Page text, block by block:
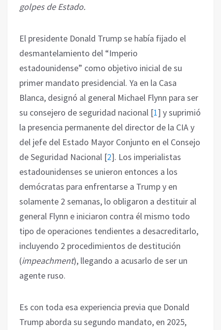
golpes de Estado.
El presidente Donald Trump se había fijado el
desmantelamiento del “Imperio
estadounidense” como objetivo inicial de su
primer mandato presidencial. Ya en la Casa
Blanca, designó al general Michael Flynn para ser
su consejero de seguridad nacional [1] y suprimió
la presencia permanente del director de la CIA y
del jefe del Estado Mayor Conjunto en el Consejo
de Seguridad Nacional [2]. Los imperialistas
estadounidenses se unieron entonces a los
demócratas para enfrentarse a Trump y en
solamente 2 semanas, lo obligaron a destituir al
general Flynn e iniciaron contra él mismo todo
tipo de operaciones tendientes a desacreditarlo,
incluyendo 2 procedimientos de destitución
(impeachment), llegando a acusarlo de ser un
agente ruso.
Es con toda esa experiencia previa que Donald
Trump aborda su segundo mandato, en 2025,